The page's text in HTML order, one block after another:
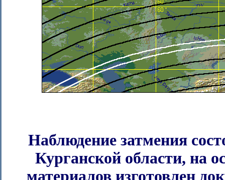
Наблюдение затмения
Курганской области, на
материалов изготовлен